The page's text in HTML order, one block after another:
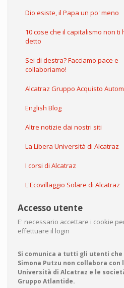
Dio esiste, il Papa un po' meno
10 cose che il capitalismo non ti
detto
Sei di destra? Facciamo pace e
collaboriamo!
Alcatraz Gruppo Acquisto
English Blog
Altre notizie dai nostri siti
La Libera Università di Alcatraz
I corsi di Alcatraz
L'Ecovillaggio Solare di Alcatraz
Accesso utente
E' necessario accettare i cookie
effettuare il login
Si comunica a tutti gli utenti che
Simona Putzu non collabora con
Università di Alcatraz e le
Gruppo Atlantide.